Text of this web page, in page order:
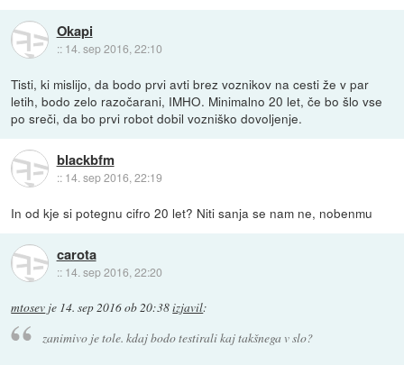
Okapi
:: 14. sep 2016, 22:10
Tisti, ki mislijo, da bodo prvi avti brez voznikov na cesti že v par
letih, bodo zelo razočarani, IMHO. Minimalno 20 let, če bo šlo vse
po sreči, da bo prvi robot dobil vozniško dovoljenje.
blackbfm
:: 14. sep 2016, 22:19
In od kje si potegnu cifro 20 let? Niti sanja se nam ne, nobenmu
carota
:: 14. sep 2016, 22:20
mtosev je 14. sep 2016 ob 20:38izjavil:
zanimivo je tole. kdaj bodo testirali kaj takšnega v slo?